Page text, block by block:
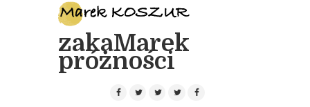
zakaMarek
próżności